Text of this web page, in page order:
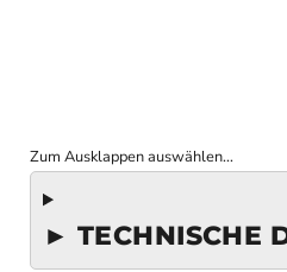
Zum Ausklappen auswählen...
► TECHNISCHE